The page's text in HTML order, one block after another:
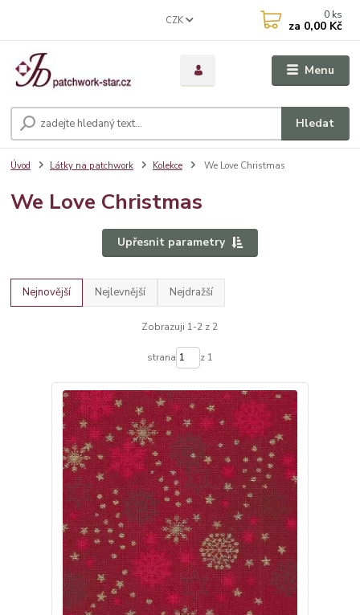
Menu
CZK
Hledat
0 ks
za 0,00 Kč
Úvod Látky na patchwork Kolekce We Love Christmas
We Love Christmas
Upřesnit parametry
Nejnovější Nejlevnější Nejdražší
Zobrazuji 1-2 z 2
strana z 1